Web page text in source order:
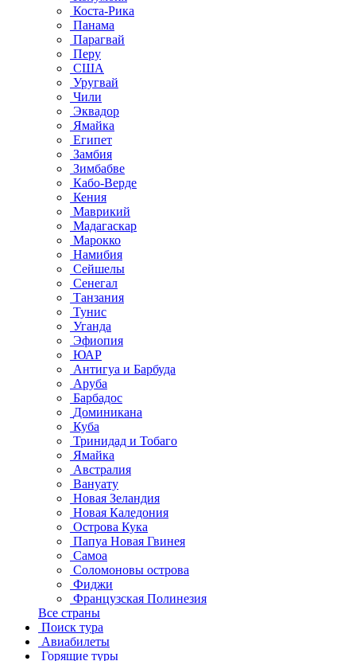
Коста-Рика
Панама
Парагвай
Перу
США
Уругвай
Чили
Эквадор
Ямайка
Египет
Замбия
Зимбабве
Кабо-Верде
Кения
Маврикий
Мадагаскар
Марокко
Намибия
Сейшелы
Сенегал
Танзания
Тунис
Уганда
Эфиопия
ЮАР
Антигуа и Барбуда
Аруба
Барбадос
Доминикана
Куба
Тринидад и Тобаго
Ямайка
Австралия
Вануату
Новая Зеландия
Новая Каледония
Острова Кука
Папуа Новая Гвинея
Самоа
Соломоновы острова
Фиджи
Французская Полинезия
Все страны
Поиск тура
Авиабилеты
Горящие туры